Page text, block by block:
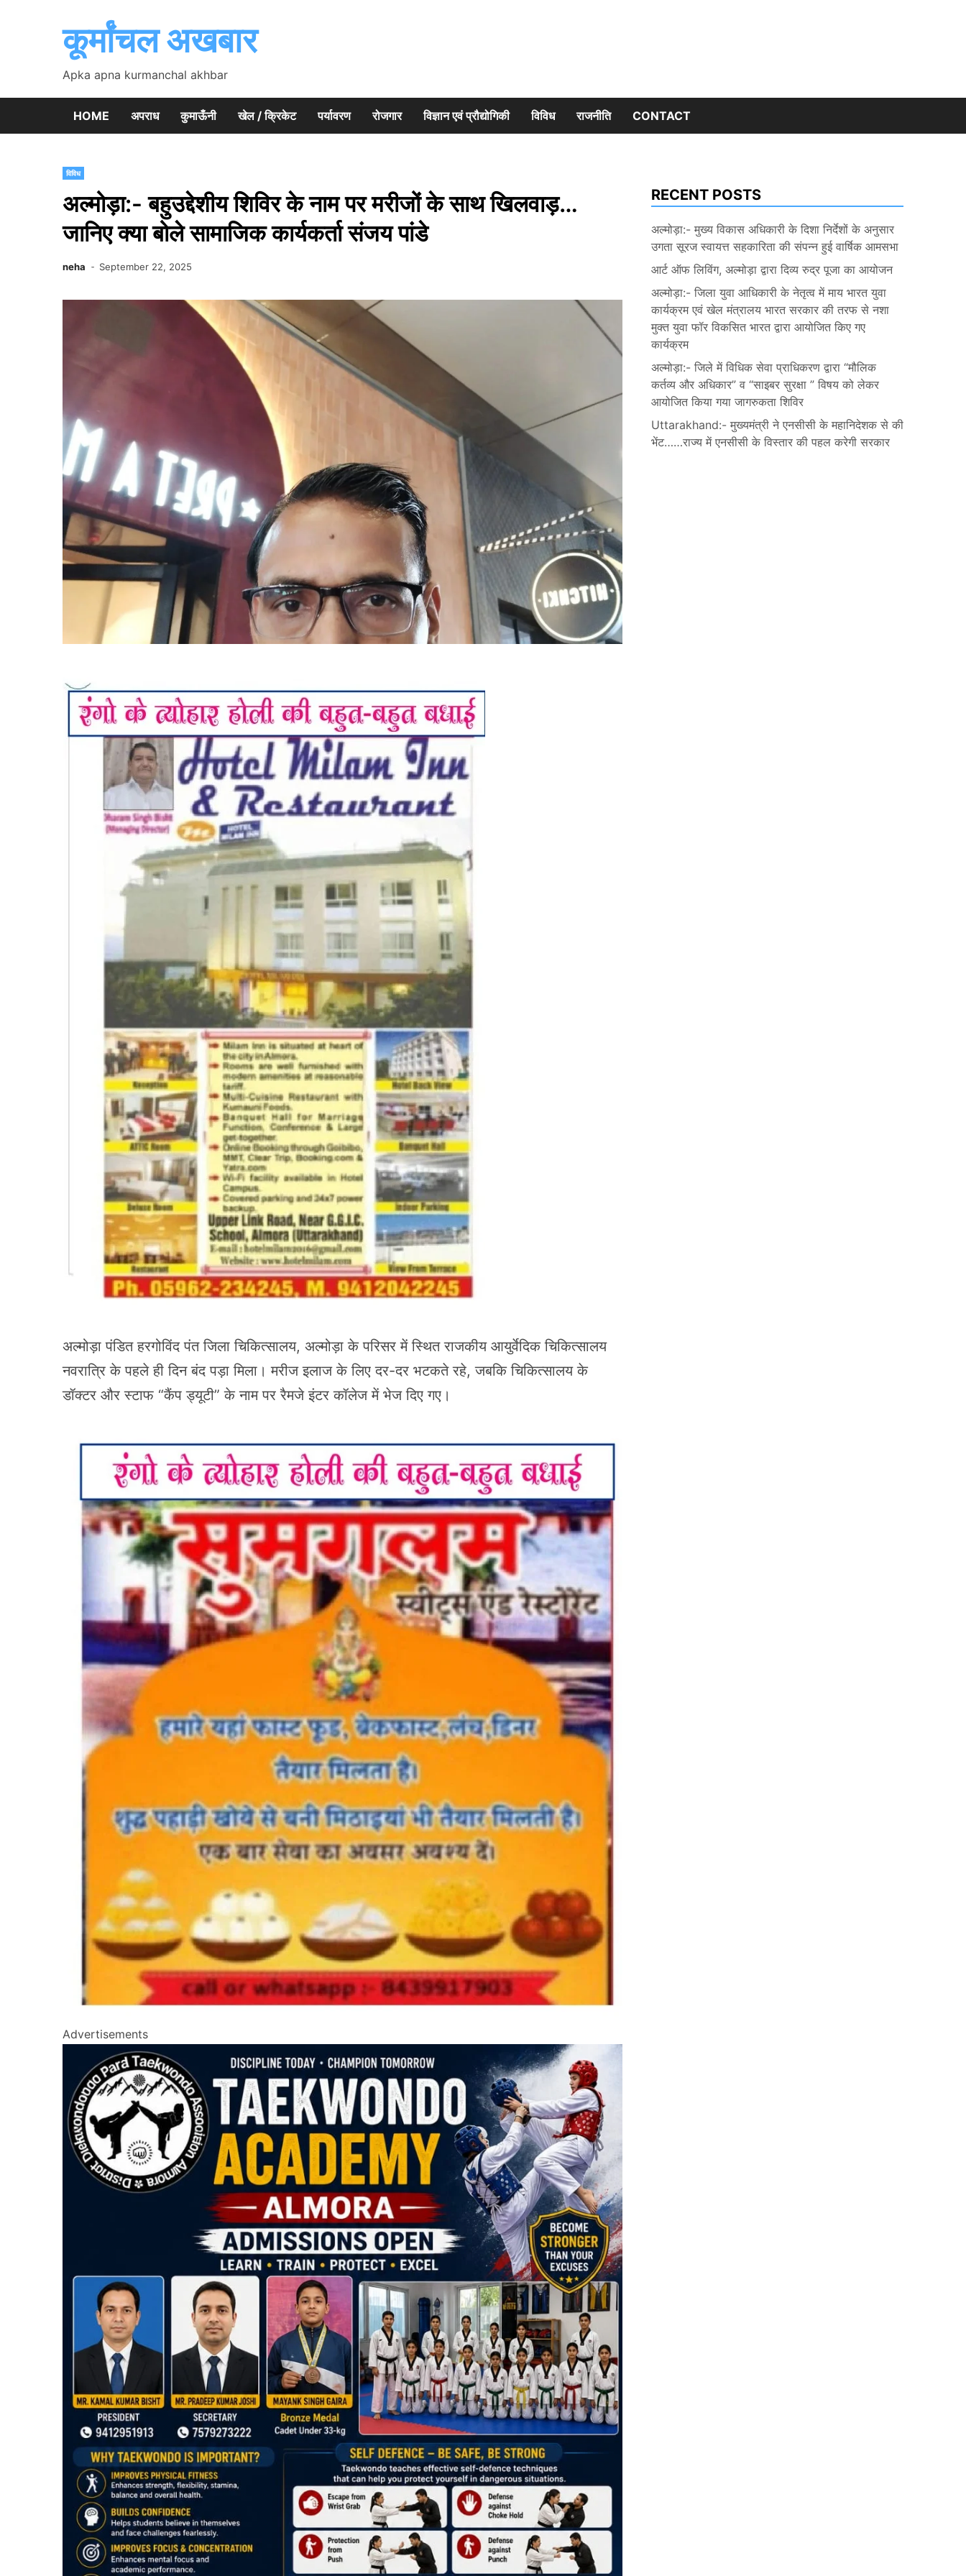
कूर्मांचल अखबार
Apka apna kurmanchal akhbar
HOME अपराध कुमाऊँनी खेल / क्रिकेट पर्यावरण रोजगार विज्ञान एवं प्रौद्योगिकी विविध राजनीति CONTACT
विविध
अल्मोड़ा:- बहुउद्देशीय शिविर के नाम पर मरीजों के साथ खिलवाड़…
जानिए क्या बोले सामाजिक कार्यकर्ता संजय पांडे
neha September 22, 2025
अल्मोड़ा पंडित हरगोविंद पंत जिला चिकित्सालय, अल्मोड़ा के परिसर में स्थित राजकीय आयुर्वेदिक चिकित्सालय
नवरात्रि के पहले ही दिन बंद पड़ा मिला। मरीज इलाज के लिए दर-दर भटकते रहे, जबकि चिकित्सालय के
डॉक्टर और स्टाफ “कैंप ड्यूटी” के नाम पर रैमजे इंटर कॉलेज में भेज दिए गए।
Advertisements
RECENT POSTS
अल्मोड़ा:- मुख्य विकास अधिकारी के दिशा निर्देशों के अनुसार
उगता सूरज स्वायत्त सहकारिता की संपन्न हुई वार्षिक आमसभा
आर्ट ऑफ लिविंग, अल्मोड़ा द्वारा दिव्य रुद्र पूजा का आयोजन
अल्मोड़ा:- जिला युवा आधिकारी के नेतृत्व में माय भारत युवा
कार्यक्रम एवं खेल मंत्रालय भारत सरकार की तरफ से नशा
मुक्त युवा फॉर विकसित भारत द्वारा आयोजित किए गए
कार्यक्रम
अल्मोड़ा:- जिले में विधिक सेवा प्राधिकरण द्वारा “मौलिक
कर्तव्य और अधिकार” व “साइबर सुरक्षा ” विषय को लेकर
आयोजित किया गया जागरुकता शिविर
Uttarakhand:- मुख्यमंत्री ने एनसीसी के महानिदेशक से की
भेंट……राज्य में एनसीसी के विस्तार की पहल करेगी सरकार